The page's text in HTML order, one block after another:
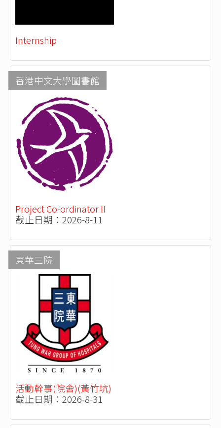
Internship
香港中文大學圖書館
Project Co-ordinator II
截止日期：2026-8-11
東華三院
活動幹事(院舍)(黃竹坑)
截止日期：2026-8-31